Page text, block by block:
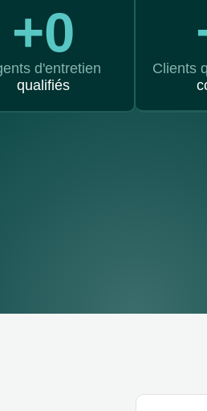
+0
d'entretien
qualifiés
Clients